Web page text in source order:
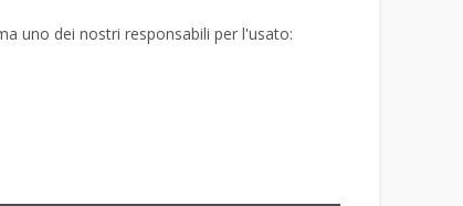
uno dei nostri responsabili per l'usato: